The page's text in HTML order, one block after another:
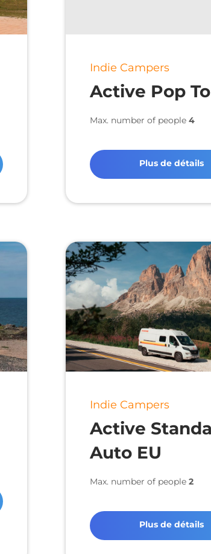
Indie Campers
Active Pop
Max. number of people 4
Plus de détails
Indie Campers
Active
Auto EU
Max. number of people 2
Plus de détails